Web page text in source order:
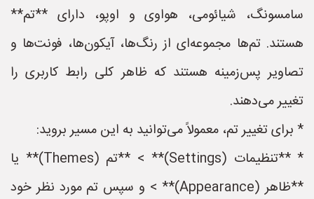
سامسونگ، شیائومی، هواوی و اوپو، دارای **تم**
هستند. تم‌ها مجموعه‌ای از رنگ‌ها، آیکون‌ها، فونت‌ها و
تصاویر پس‌زمینه هستند که ظاهر کلی رابط کاربری را
تغییر می‌دهند.
* برای تغییر تم، معمولاً می‌توانید به این مسیر بروید:
* **تنظیمات (Settings)** > **تم (Themes)** یا
**ظاهر (Appearance)** > و سپس تم مورد نظر خود